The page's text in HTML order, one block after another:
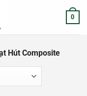
0
Hút Composite